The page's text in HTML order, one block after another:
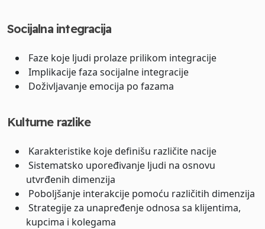
Socijalna integracija
Faze koje ljudi prolaze prilikom integracije
Implikacije faza socijalne integracije
Doživljavanje emocija po fazama
Kulturne razlike
Karakteristike koje definišu različite nacije
Sistematsko upoređivanje ljudi na osnovu
utvrđenih dimenzija
Poboljšanje interakcije pomoću različitih dimenzija
Strategije za unapređenje odnosa sa klijentima,
kupcima i kolegama